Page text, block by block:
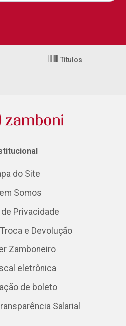
Títulos
do Site
Somos
Privacidade
e Devolução
Zamboneiro
eletrônica
de boleto
Salarial